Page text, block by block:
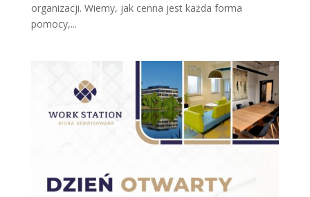
organizacji. Wiemy, jak cenna jest każda forma
pomocy,...